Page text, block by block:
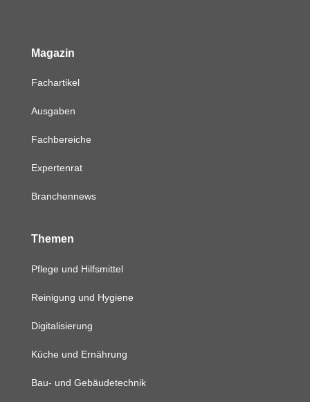
Magazin
Fachartikel
Ausgaben
Fachbereiche
Expertenrat
Branchennews
Themen
Pflege und Hilfsmittel
Reinigung und Hygiene
Digitalisierung
Küche und Ernährung
Bau- und Gebäudetechnik